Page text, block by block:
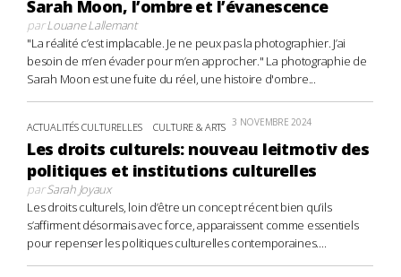
Sarah Moon, l’ombre et l’évanescence
parLouane Lallemant
"La réalité c’est implacable. Je ne peux pas la photographier. J’ai
besoin de m’en évader pour m’en approcher." La photographie de
Sarah Moon est une fuite du réel, une histoire d'ombre...
ACTUALITÉS CULTURELLES CULTURE & ARTS 3 NOVEMBRE 2024
Les droits culturels: nouveau leitmotiv des
politiques et institutions culturelles
parSarah Joyaux
Les droits culturels, loin d’être un concept récent bien qu’ils
s’affirment désormais avec force, apparaissent comme essentiels
pour repenser les politiques culturelles contemporaines....